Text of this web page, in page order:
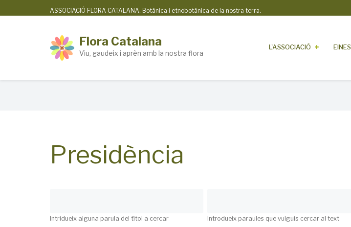
ASSOCIACIÓ FLORA CATALANA. Botànica i etnobotànica de la nostra terra.
Flora Catalana
Viu, gaudeix i aprèn amb la nostra flora
L'ASSOCIACIÓ EINES
Presidència
Intridueix alguna parula del títol a cercar Introdueix paraules que vulguis cercar al text